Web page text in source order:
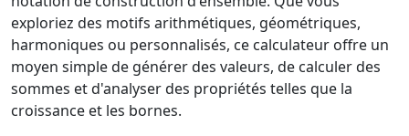
exploriez des motifs arithmétiques, géométriques,
harmoniques ou personnalisés, ce calculateur offre un
moyen simple de générer des valeurs, de calculer des
sommes et d'analyser des propriétés telles que la
croissance et les bornes.